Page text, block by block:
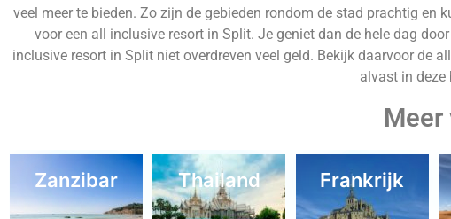
veel meer te bieden. Zo zijn de gebieden rondom de stad prachtig en
voor een all inclusive resort in Split. Je geniet dan de hele dag
inclusive resort in Split niet overdreven veel geld. Bekijk daarvoor de
alvast in deze
Meer
Zanzibar Thailand Frankrijk